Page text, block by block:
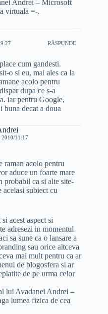
Andrei – Microsoft
virtuala =-.
RĂSPUNDE
cum gandesti.
o si eu, mai ales ca la
acolo pentru
dupa ce s-a
iar pentru Google,
buna decat a doua
2010/11:17
raman acolo pentru
aduce un foarte mare
probabil ca si alte site-
acelasi subiect cu
acest aspect si
adresezi in momentul
sa sune ca o lansare a
sau orice altceva
mai mult pentru ca ar
de blogosfera si ar
de pe urma celor
lui Avadanei Andrei –
lumea fizica de cea